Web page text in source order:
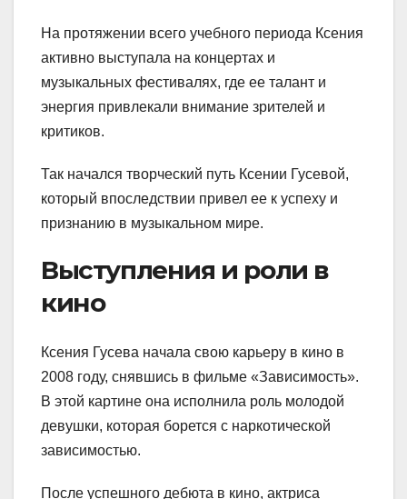
На протяжении всего учебного периода Ксения
активно выступала на концертах и
музыкальных фестивалях, где ее талант и
энергия привлекали внимание зрителей и
критиков.
Так начался творческий путь Ксении Гусевой,
который впоследствии привел ее к успеху и
признанию в музыкальном мире.
Выступления и роли в
кино
Ксения Гусева начала свою карьеру в кино в
2008 году, снявшись в фильме «Зависимость».
В этой картине она исполнила роль молодой
девушки, которая борется с наркотической
зависимостью.
После успешного дебюта в кино, актриса